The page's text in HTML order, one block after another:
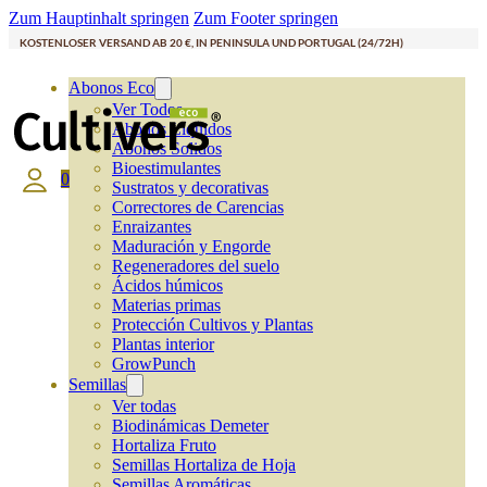
Zum Hauptinhalt springen Zum Footer springen
KOSTENLOSER VERSAND AB 20 €, IN PENINSULA UND PORTUGAL (24/72H)
Abonos Eco
Ver Todos
Abonos Líquidos
Abonos Solidos
Bioestimulantes
Sustratos y decorativas
Correctores de Carencias
Enraizantes
Maduración y Engorde
Regeneradores del suelo
Ácidos húmicos
Materias primas
Protección Cultivos y Plantas
Plantas interior
GrowPunch
Semillas
Ver todas
Biodinámicas Demeter
Hortaliza Fruto
Semillas Hortaliza de Hoja
0